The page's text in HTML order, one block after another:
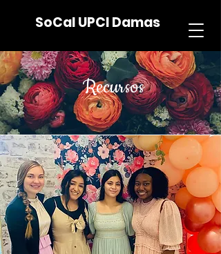
SoCal UPCI Damas
Recursos